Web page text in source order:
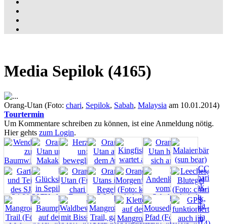
Media Sepilok (4165)
Orang-Utan (Foto: chari, Sepilok, Sabah, Malaysia am 10.01.2014)
Tourtermin
Um Kommentare schreiben zu können, ist eine Anmeldung nötig.
Hier gehts zum Login.